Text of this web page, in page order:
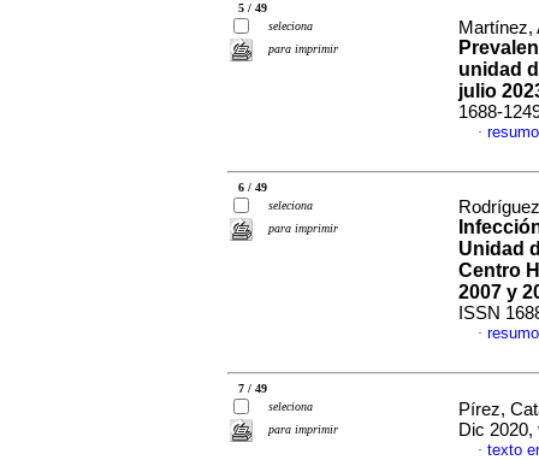
5 / 49
seleciona
para imprimir
Martínez,
unidad
julio
1688-
·
6 / 49
seleciona
para imprimir
Unidad
Centro
2007 y
ISSN
·
7 / 49
seleciona
para imprimir
Pírez,
Dic 2020,
· texto